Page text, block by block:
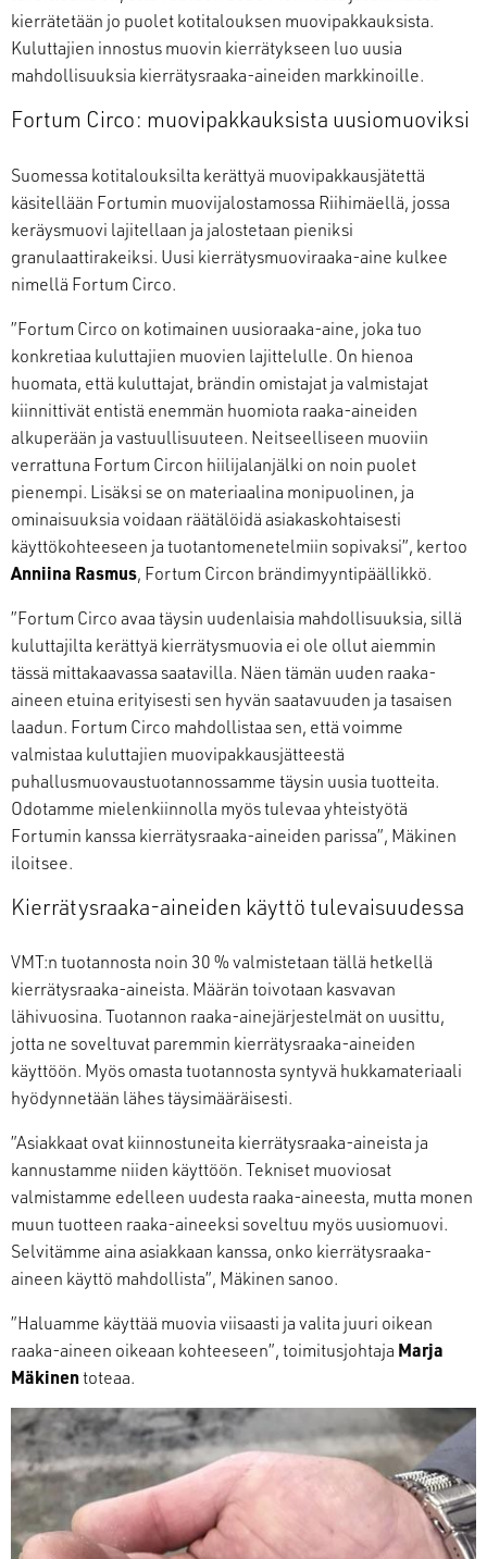
kierrätetään jo puolet kotitalouksen muovipakkauksista.
Kuluttajien innostus muovin kierrätykseen luo uusia
mahdollisuuksia kierrätysraaka-aineiden markkinoille.
Fortum Circo: muovipakkauksista uusiomuoviksi
Suomessa kotitalouksilta kerättyä muovipakkausjätettä
käsitellään Fortumin muovijalostamossa Riihimäellä, jossa
keräysmuovi lajitellaan ja jalostetaan pieniksi
granulaattirakeiksi. Uusi kierrätysmuoviraaka-aine kulkee
nimellä Fortum Circo.
”Fortum Circo on kotimainen uusioraaka-aine, joka tuo
konkretiaa kuluttajien muovien lajittelulle. On hienoa
huomata, että kuluttajat, brändin omistajat ja valmistajat
kiinnittivät entistä enemmän huomiota raaka-aineiden
alkuperään ja vastuullisuuteen. Neitseelliseen muoviin
verrattuna Fortum Circon hiilijalanjälki on noin puolet
pienempi. Lisäksi se on materiaalina monipuolinen, ja
ominaisuuksia voidaan räätälöidä asiakaskohtaisesti
käyttökohteeseen ja tuotantomenetelmiin sopivaksi”, kertoo
Anniina Rasmus, Fortum Circon brändimyyntipäällikkö.
”Fortum Circo avaa täysin uudenlaisia mahdollisuuksia, sillä
kuluttajilta kerättyä kierrätysmuovia ei ole ollut aiemmin
tässä mittakaavassa saatavilla. Näen tämän uuden raaka-
aineen etuina erityisesti sen hyvän saatavuuden ja tasaisen
laadun. Fortum Circo mahdollistaa sen, että voimme
valmistaa kuluttajien muovipakkausjätteestä
puhallusmuovaustuotannossamme täysin uusia tuotteita.
Odotamme mielenkiinnolla myös tulevaa yhteistyötä
Fortumin kanssa kierrätysraaka-aineiden parissa”, Mäkinen
iloitsee.
Kierrätysraaka-aineiden käyttö tulevaisuudessa
VMT:n tuotannosta noin 30 % valmistetaan tällä hetkellä
kierrätysraaka-aineista. Määrän toivotaan kasvavan
lähivuosina. Tuotannon raaka-ainejärjestelmät on uusittu,
jotta ne soveltuvat paremmin kierrätysraaka-aineiden
käyttöön. Myös omasta tuotannosta syntyvä hukkamateriaali
hyödynnetään lähes täysimääräisesti.
”Asiakkaat ovat kiinnostuneita kierrätysraaka-aineista ja
kannustamme niiden käyttöön. Tekniset muoviosat
valmistamme edelleen uudesta raaka-aineesta, mutta monen
muun tuotteen raaka-aineeksi soveltuu myös uusiomuovi.
Selvitämme aina asiakkaan kanssa, onko kierrätysraaka-
aineen käyttö mahdollista”, Mäkinen sanoo.
”Haluamme käyttää muovia viisaasti ja valita juuri oikean
raaka-aineen oikeaan kohteeseen”, toimitusjohtaja Marja
Mäkinentoteaa.